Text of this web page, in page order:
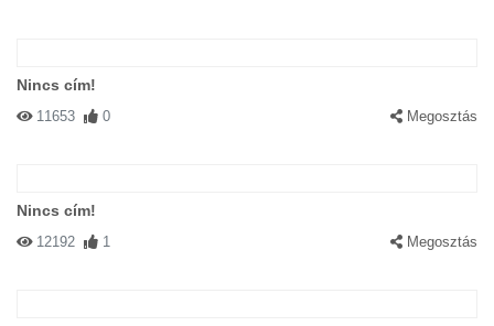
Nincs cím!
11653 0 Megosztás
Nincs cím!
12192 1 Megosztás